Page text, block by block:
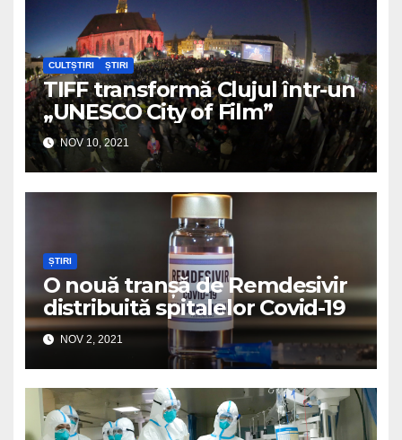
CULTȘTIRI ȘTIRI
TIFF transformă Clujul într-un
„UNESCO City of Film”
NOV 10, 2021
ȘTIRI
O nouă tranșă de Remdesivir
distribuită spitalelor Covid-19
NOV 2, 2021